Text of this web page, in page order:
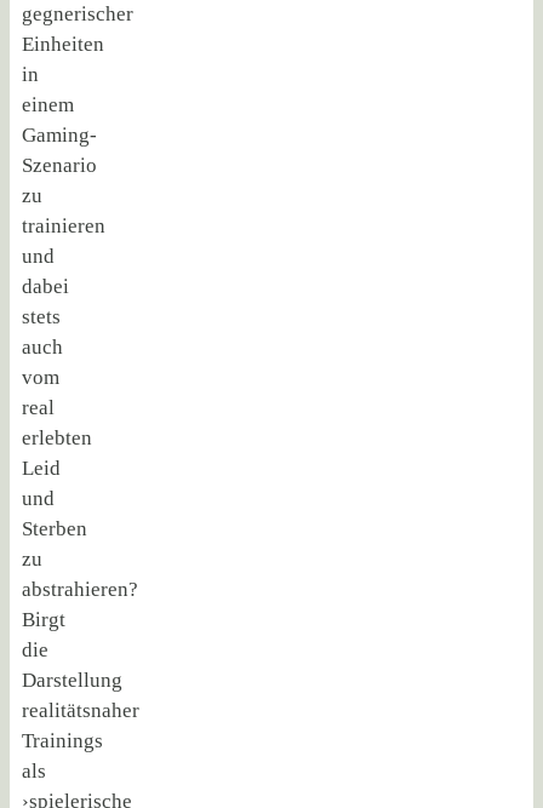
gegnerischer
Einheiten
in
einem
Gaming-
Szenario
zu
trainieren
und
dabei
stets
auch
vom
real
erlebten
Leid
und
Sterben
zu
abstrahieren?
Birgt
die
Darstellung
realitätsnaher
Trainings
als
›spielerische